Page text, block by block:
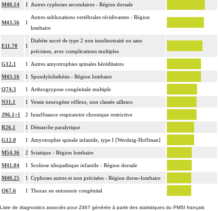
M40.14 1 Autres cyphoses secondaires - Région dorsale
M43.56 1
Autres subluxations vertébrales récidivantes - Région
lombaire
E11.78 1
Diabète sucré de type 2 non insulinotraité ou sans
précision, avec complications multiples
G12.1 1 Autres amyotrophies spinales héréditaires
M43.16 1 Spondylolisthésis - Région lombaire
Q74.3 1 Arthrogrypose congénitale multiple
N31.1 1 Vessie neurogène réflexe, non classée ailleurs
J96.1+1 2 Insuffisance respiratoire chronique restrictive
R26.1 1 Démarche paralytique
G12.0 1 Amyotrophie spinale infantile, type I [Werdnig-Hoffman]
M54.36 2 Sciatique - Région lombaire
M41.04 1 Scoliose idiopathique infantile - Région dorsale
M40.25 1 Cyphoses autres et non précisées - Région dorso-lombaire
Q67.6 1 Thorax en entonnoir congénital
Liste de diagnostics associés pour Z467 générée à partir des statistiques du PMSI français